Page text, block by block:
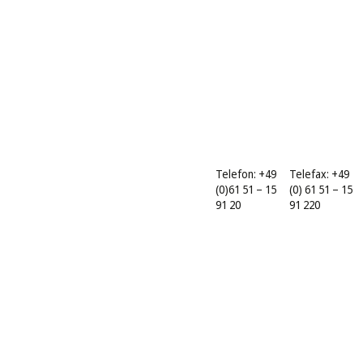
Telefon: +49
(0)61 51 – 15
91 20
Telefax: +49
(0) 61 51 – 15
91 220